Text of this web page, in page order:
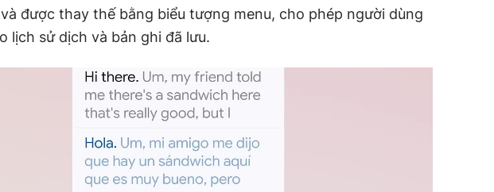
được thay thế bằng biểu tượng menu, cho phép người dùng
lịch sử dịch và bản ghi đã lưu.